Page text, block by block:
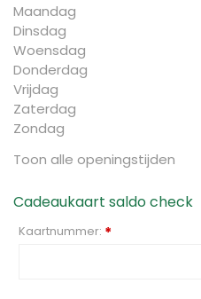
Maandag
Dinsdag
Woensdag
Donderdag
Vrijdag
Zaterdag
Zondag
Toon alle openingstijden
Cadeaukaart saldo check
Kaartnummer: *